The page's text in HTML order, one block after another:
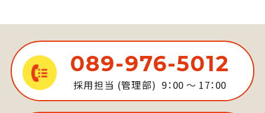
089-976-5012
採用担当 (管理部) 9：00 ～ 17：00